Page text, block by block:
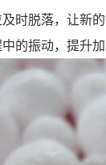
时脱落，让新
的振动，提升加